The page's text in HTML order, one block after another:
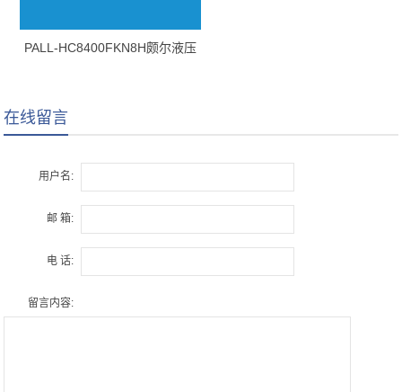
PALL-HC8400FKN8H颇尔液压
在线留言
用户名:
邮 箱:
电 话:
留言内容: